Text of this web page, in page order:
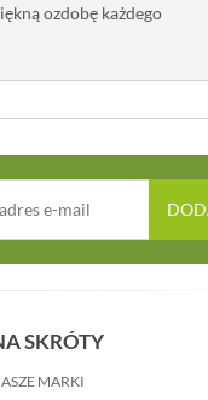
ozdobę każdego
SKRÓTY
MARKI